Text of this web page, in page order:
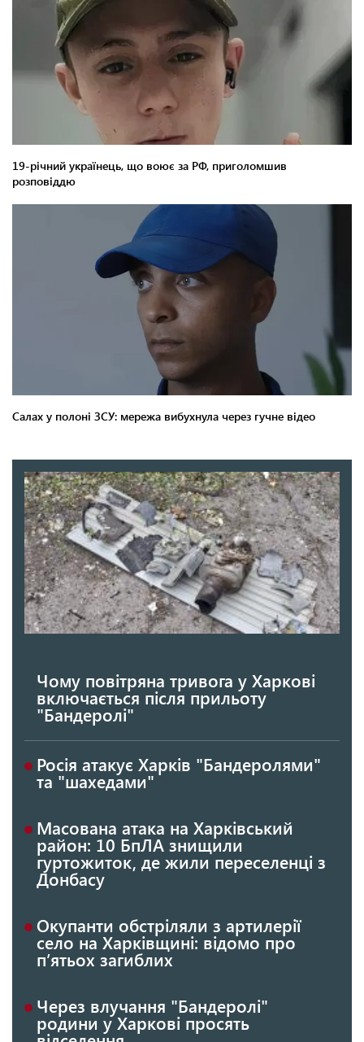
Чому повітряна тривога у Харкові
включається після прильоту
"Бандеролі"
Росія атакує Харків "Бандеролями"
та "шахедами"
Масована атака на Харківський
район: 10 БпЛА знищили
гуртожиток, де жили переселенці з
Донбасу
Окупанти обстріляли з артилерії
село на Харківщині: відомо про
п’ятьох загиблих
Через влучання "Бандеролі"
родини у Харкові просять